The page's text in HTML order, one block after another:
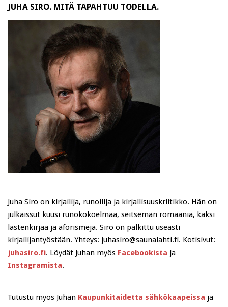
JUHA SIRO. MITÄ TAPAHTUU TODELLA.
Juha Siro on kirjailija, runoilija ja kirjallisuuskriitikko. Hän on
julkaissut kuusi runokokoelmaa, seitsemän romaania, kaksi
lastenkirjaa ja aforismeja. Siro on palkittu useasti
kirjailijantyöstään. Yhteys: juhasiro@saunalahti.fi. Kotisivut:
juhasiro.fi. Löydät Juhan myös Facebookista ja
Instagramista.
Tutustu myös Juhan Kaupunkitaidetta sähkökaapeissa ja